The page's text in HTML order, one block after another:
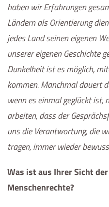
haben wir Erfahrungen
Ländern als Orientierung
jedes Land seinen eigenen
unserer eigenen Geschichte
Dunkelheit ist es möglich,
kommen. Manchmal dauert
wenn es einmal geglückt
arbeiten, dass der
uns die Verantwortung, die
tragen, immer wieder
Was ist aus Ihrer Sicht
Menschenrechte?